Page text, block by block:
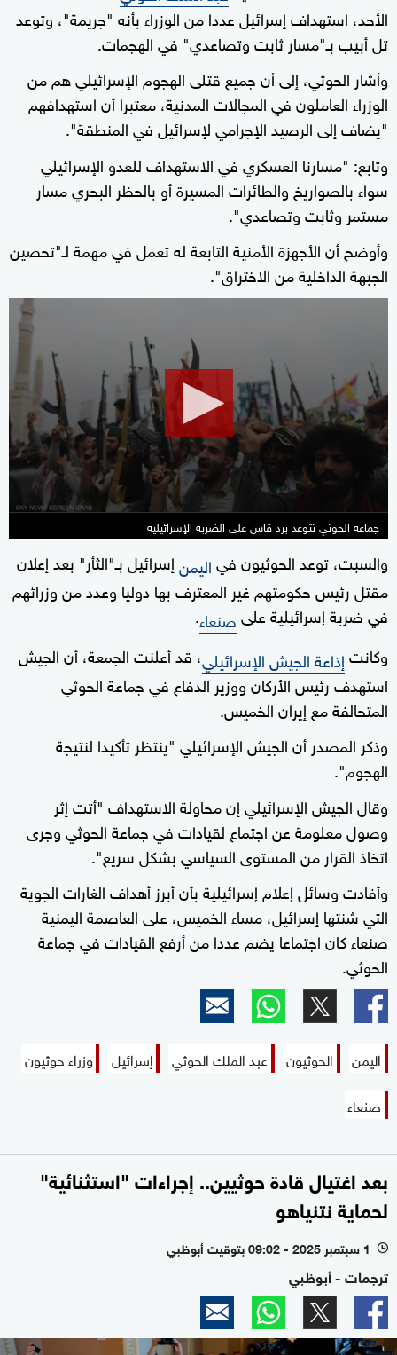
الأحد، استهداف إسرائيل عددا من الوزراء بأنه "جريمة"، وتوعد
تل أبيب بـ"مسار ثابت وتصاعدي" في الهجمات.
وأشار الحوثي، إلى أن جميع قتلى الهجوم الإسرائيلي هم من
الوزراء العاملون في المجالات المدنية، معتبرا أن استهدافهم
"يضاف إلى الرصيد الإجرامي لإسرائيل في المنطقة".
وتابع: "مسارنا العسكري في الاستهداف للعدو الإسرائيلي
سواء بالصواريخ والطائرات المسيرة أو بالحظر البحري مسار
مستمر وثابت وتصاعدي".
وأوضح أن الأجهزة الأمنية التابعة له تعمل في مهمة لـ"تحصين
الجبهة الداخلية من الاختراق".
seconds
minutes,
27
seconds
جماعة الحوثي تتوعد برد قاس على الضربة الإسرائيلية
والسبت، توعد الحوثيون فياليمنإسرائيل بـ"الثأر" بعد إعلان
مقتل رئيس حكومتهم غير المعترف بها دوليا وعدد من وزرائهم
في ضربة إسرائيلية علىصنعاء.
وكانتإذاعة الجيش الإسرائيلي، قد أعلنت الجمعة، أن الجيش
استهدف رئيس الأركان ووزير الدفاع في جماعة الحوثي
المتحالفة مع إيران الخميس.
وذكر المصدر أن الجيش الإسرائيلي "ينتظر تأكيدا لنتيجة
الهجوم".
وقال الجيش الإسرائيلي إن محاولة الاستهداف "أتت إثر
وصول معلومة عن اجتماع لقيادات في جماعة الحوثي وجرى
اتخاذ القرار من المستوى السياسي بشكل سريع".
وأفادت وسائل إعلام إسرائيلية بأن أبرز أهداف الغارات الجوية
التي شنتها إسرائيل، مساء الخميس، على العاصمة اليمنية
صنعاء كان اجتماعا يضم عددا من أرفع القيادات في جماعة
الحوثي.
اليمن الحوثيون عبد الملك الحوثي إسرائيل
وزراء حوثيون
صنعاء
بعد اغتيال قادة حوثيين.. إجراءات "استثنائية"
لحماية نتنياهو
l 1 سبتمبر 2025 - 09:02 بتوقيت أبوظبي
ترجمات - أبوظبي